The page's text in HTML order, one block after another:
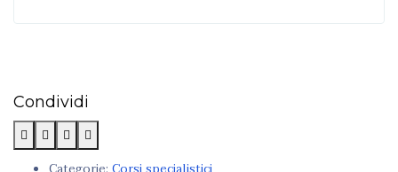
Condividi